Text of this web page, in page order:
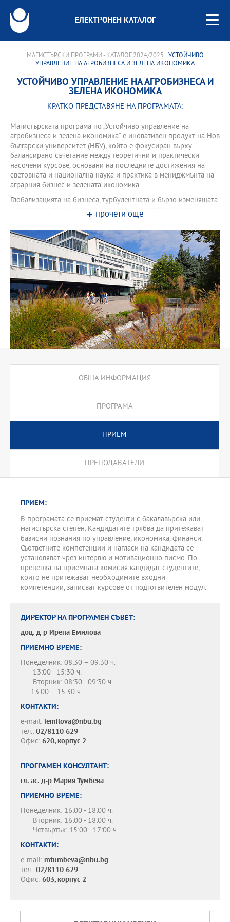
ЕЛЕКТРОНЕН КАТАЛОГ
МАГИСТЪРСКИ ПРОГРАМИ - КАТАЛОГ 2024/2025 | УСТОЙЧИВО
УПРАВЛЕНИЕ НА АГРОБИЗНЕСА И ЗЕЛЕНА ИКОНОМИКА
УСТОЙЧИВО УПРАВЛЕНИЕ НА АГРОБИЗНЕСА И
ЗЕЛЕНА ИКОНОМИКА
КРАТКО ПРЕДСТАВЯНЕ НА ПРОГРАМАТА:
Mагистърската програма по „Устойчиво управление на
агробизнеса и зелена икономика“ е иновативен продукт на Нов
български университет (НБУ), който e фокусиран върху
балансирано съчетание между теоретични и практически
насочени курсове, основани на последните достижения на
световната и национална наука и практика в мениджмънта на
аграрния бизнес и зелената икономика.
Глобализацията на бизнеса, турбулентната и бързо изменящата
се от една страна и все по - значимата екологизация на
заинтересованите страни (Stakeholders) към проблемите на
агробизнеса и зелената икономика от друга, изискват от
мениджърите модерни, бързи, креативни, нестандартни и
иновативни идеи, стратегии, модели, концепции и инструменти
за управление, водещи към успех на управляваните от тях
организации. Предложените от програмата аудиторни курсове
са насочени към отговори на горепосочените
предизвикателства. Извънаудиторните учебни форми включват
проекти и магистърски стаж. Магистърският стаж се
предвижда да бъде в екипи от по 3-4 студенти, които да
получават практически умения по мениджмънт, както и умения
за работа в екип. Лекторите, които ще осъществят изпълнение
на програмата са професори, доценти и главни асистенти от
НБУ и Селскостопанска академия. Едновременно с тях
държавни агенции и изявени специалисти и консултанти от
Програмата предлага подготвителен модул за кандидати от
други образователни области и надграждащ семестър за
кандидати с образователно-квалификационна степен
“професионален бакалавър”.
прочети още
ОБЩА ИНФОРМАЦИЯ
ПРОГРАМА
ПРИЕМ
ПРЕПОДАВАТЕЛИ
ПРИЕМ:
В програмата се приемат студенти с бакалавърска или
магистърска степен. Кандидатите трябва да притежават
базисни познания по управление, икономика, финанси.
Съответните компетенции и нагласи на кандидата се
установяват чрез интервю и мотивационно писмо. По
преценка на приемната комисия кандидат-студентите,
които не притежават необходимите входни
компетенции, записват курсове от подготвителен модул.
ДИРЕКТОР НА ПРОГРАМЕН СЪВЕТ:
доц. д-р Ирена Емилова
ПРИЕМНО ВРЕМЕ:
Понеделник: 08:30 – 09:30 ч.
13:00 - 15:30 ч.
Вторник: 08:30 - 09:30 ч.
13:00 – 15:30 ч.
КОНТАКТИ:
e-mail: iemilova@nbu.bg
тел.: 02/8110 629
Офис: 620, корпус 2
ПРОГРАМЕН КОНСУЛТАНТ:
гл. ас. д-р Мария Тумбева
ПРИЕМНО ВРЕМЕ:
Понеделник: 16:00 - 18:00 ч.
Вторник: 16:00 - 18:00 ч.
Четвъртък: 15:00 - 17:00 ч.
КОНТАКТИ:
e-mail: mtumbeva@nbu.bg
тел.: 02/8110 629
Офис: 603, корпус 2